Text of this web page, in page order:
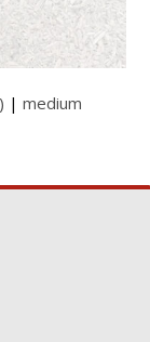
|medium